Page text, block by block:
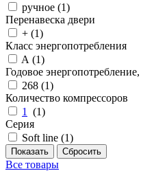
ручное (1)
Перенавеска двери
+ (1)
Класс энергопотребления
A (1)
Годовое
268 (1)
Количество компрессоров
1
(1)
Серия
Soft line (1)
Все товары